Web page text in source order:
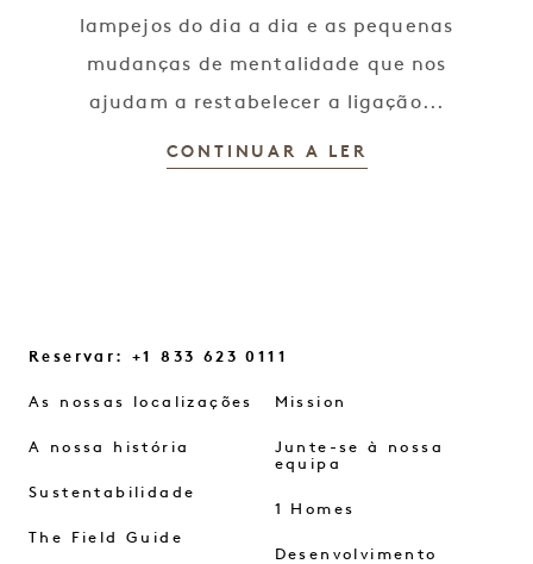
lampejos do dia a dia e as pequenas
mudanças de mentalidade que nos
ajudam a restabelecer a ligação...
CONTINUAR A LER
Reservar: +1 833 623 0111
As nossas localizações
A nossa história
Sustentabilidade
The Field Guide
Mission
Junte-se à nossa
equipa
1 Homes
Desenvolvimento